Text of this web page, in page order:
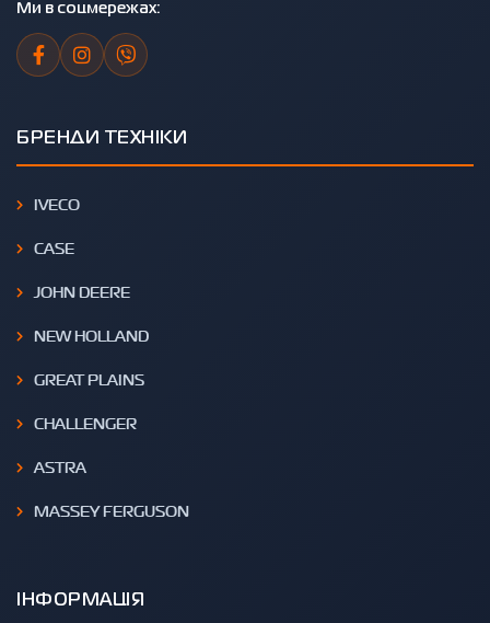
Ми в соцмережах:
БРЕНДИ ТЕХНІКИ
IVECO
CASE
JOHN DEERE
NEW HOLLAND
GREAT PLAINS
CHALLENGER
ASTRA
MASSEY FERGUSON
ІНФОРМАЦІЯ